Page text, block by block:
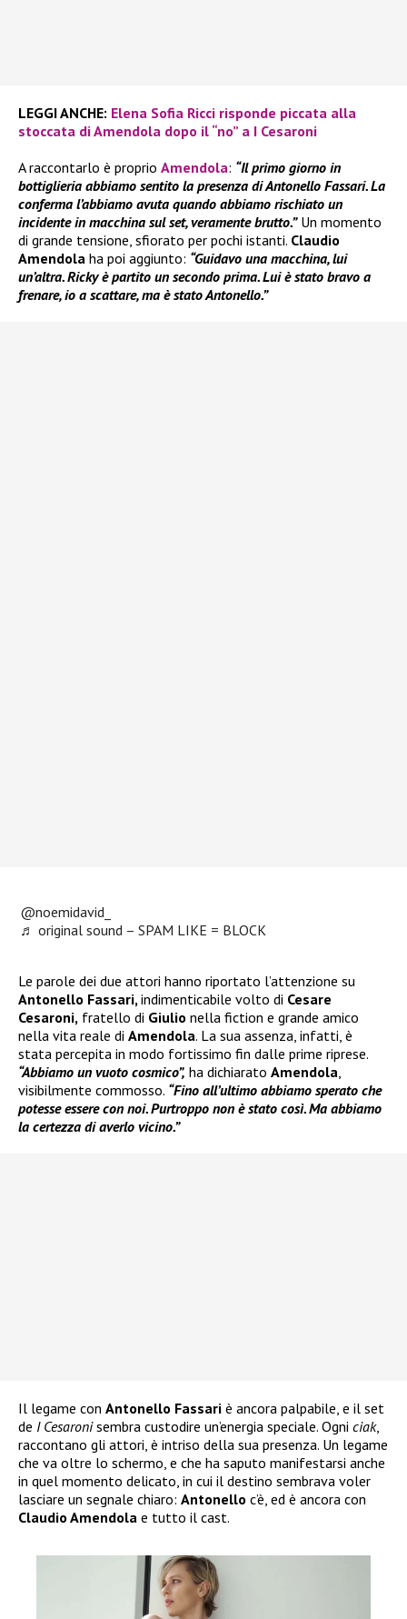
LEGGI ANCHE: Elena Sofia Ricci risponde piccata alla
stoccata di Amendola dopo il “no” a I Cesaroni
A raccontarlo è proprio Amendola: “Il primo giorno in
bottiglieria abbiamo sentito la presenza di Antonello Fassari. La
conferma l’abbiamo avuta quando abbiamo rischiato un
incidente in macchina sul set, veramente brutto.”Un momento
di grande tensione, sfiorato per pochi istanti. Claudio
Amendola ha poi aggiunto: “Guidavo una macchina, lui
un’altra. Ricky è partito un secondo prima. Lui è stato bravo a
frenare, io a scattare, ma è stato Antonello.”
@noemidavid_
♬ original sound – SPAM LIKE = BLOCK
Le parole dei due attori hanno riportato l’attenzione su
Antonello Fassari,indimenticabile volto di Cesare
Cesaroni, fratello di Giulio nella fiction e grande amico
nella vita reale di Amendola. La sua assenza, infatti, è
stata percepita in modo fortissimo fin dalle prime riprese.
“Abbiamo un vuoto cosmico”, ha dichiarato Amendola,
visibilmente commosso. “Fino all’ultimo abbiamo sperato che
potesse essere con noi. Purtroppo non è stato così. Ma abbiamo
la certezza di averlo vicino.”
Il legame con Antonello Fassari è ancora palpabile, e il set
de I Cesaronisembra custodire un’energia speciale. Ogni ciak,
raccontano gli attori, è intriso della sua presenza. Un legame
che va oltre lo schermo, e che ha saputo manifestarsi anche
in quel momento delicato, in cui il destino sembrava voler
lasciare un segnale chiaro: Antonello c’è, ed è ancora con
Claudio Amendola e tutto il cast.